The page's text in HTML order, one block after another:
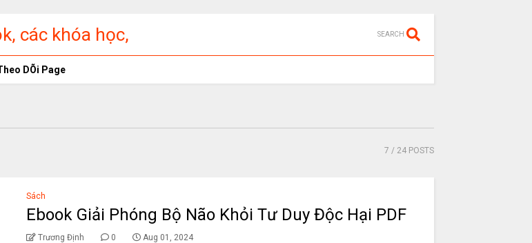
các khóa học,
SEARCH
DÕi Page
7 / 24 POSTS
Sách
Ebook Giải Phóng Bộ Não Khỏi Tư Duy Độc Hại PDF
Trương Định 0 Aug 01, 2024